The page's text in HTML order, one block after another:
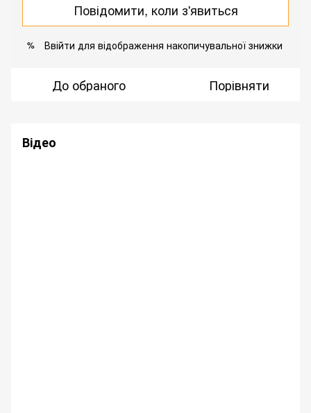
Повідомити, коли з'явиться
% Ввійти для відображення накопичувальної знижки
До обраного Порівняти
Відео